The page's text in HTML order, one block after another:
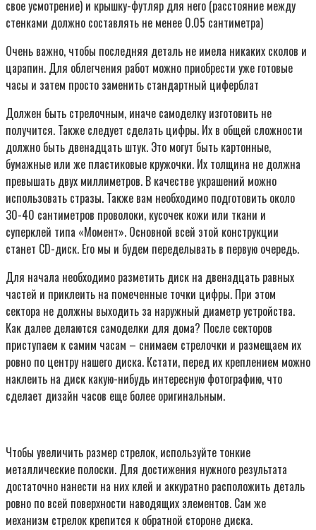
свое усмотрение) и крышку-футляр для него (расстояние между
стенками должно составлять не менее 0.05 сантиметра)
Очень важно, чтобы последняя деталь не имела никаких сколов и
царапин. Для облегчения работ можно приобрести уже готовые
часы и затем просто заменить стандартный циферблат
Должен быть стрелочным, иначе самоделку изготовить не
получится. Также следует сделать цифры. Их в общей сложности
должно быть двенадцать штук. Это могут быть картонные,
бумажные или же пластиковые кружочки. Их толщина не должна
превышать двух миллиметров. В качестве украшений можно
использовать стразы. Также вам необходимо подготовить около
30-40 сантиметров проволоки, кусочек кожи или ткани и
суперклей типа «Момент». Основной всей этой конструкции
станет CD-диск. Его мы и будем переделывать в первую очередь.
Для начала необходимо разметить диск на двенадцать равных
частей и приклеить на помеченные точки цифры. При этом
сектора не должны выходить за наружный диаметр устройства.
Как далее делаются самоделки для дома? После секторов
приступаем к самим часам – снимаем стрелочки и размещаем их
ровно по центру нашего диска. Кстати, перед их креплением можно
наклеить на диск какую-нибудь интересную фотографию, что
сделает дизайн часов еще более оригинальным.
Чтобы увеличить размер стрелок, используйте тонкие
металлические полоски. Для достижения нужного результата
достаточно нанести на них клей и аккуратно расположить деталь
ровно по всей поверхности наводящих элементов. Сам же
механизм стрелок крепится к обратной стороне диска.